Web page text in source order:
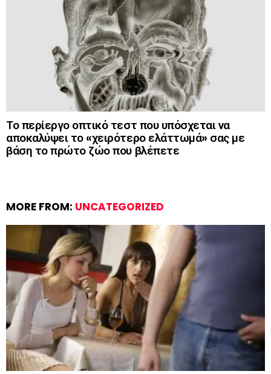
Το περίεργο οπτικό τεστ που υπόσχεται να
αποκαλύψει το «χειρότερο ελάττωμά» σας με
βάση το πρώτο ζώο που βλέπετε
MORE FROM: UNCATEGORIZED